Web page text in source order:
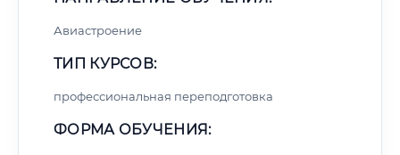
Авиастроение
ТИП КУРСОВ:
профессиональная переподготовка
ФОРМА ОБУЧЕНИЯ: